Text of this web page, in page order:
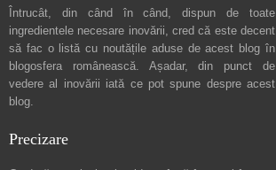
Întrucât, din când în când, dispun de toate
ingredientele necesare inovării, cred că este decent
să fac o listă cu noutățile aduse de acest blog în
blogosfera românească. Așadar, din punct de
vedere al inovării iată ce pot spune despre acest
blog.
Precizare